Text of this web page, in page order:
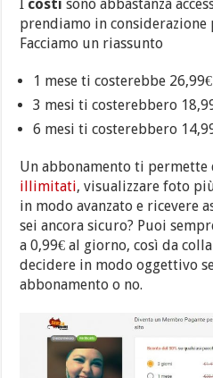
costisono abbastanza
prendiamo in considerazione
Facciamo un riassunto
1 mese ti costerebbe 26,99€
3 mesi ti costerebbero
6 mesi ti costerebbero
Un abbonamento ti permette
illimitati, visualizzare foto
in modo avanzato e ricevere
sei ancora sicuro? Puoi
a 0,99€ al giorno, così da
decidere in modo oggettivo
abbonamento o no.